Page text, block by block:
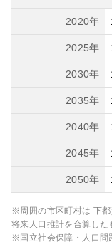
2020年
2025年
2030年
2035年
2040年
2045年
2050年
※周囲の市区町村は 下
将来人口推計を合算した
※国立社会保障・人口問